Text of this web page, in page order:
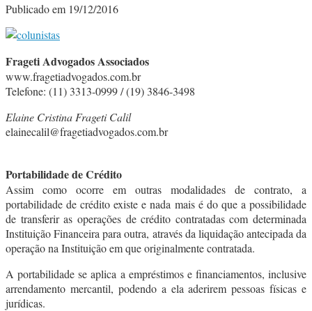
Publicado em 19/12/2016
Frageti Advogados Associados
www.fragetiadvogados.com.br
Telefone: (11) 3313-0999 / (19) 3846-3498
Elaine Cristina Frageti Calil
elainecalil@fragetiadvogados.com.br
Portabilidade de Crédito
Assim como ocorre em outras modalidades de contrato, a
portabilidade de crédito existe e nada mais é do que a possibilidade
de transferir as operações de crédito contratadas com determinada
Instituição Financeira para outra, através da liquidação antecipada da
operação na Instituição em que originalmente contratada.
A portabilidade se aplica a empréstimos e financiamentos, inclusive
arrendamento mercantil, podendo a ela aderirem pessoas físicas e
jurídicas.